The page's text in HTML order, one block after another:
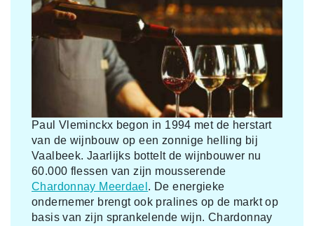
Paul Vleminckx begon in 1994 met de herstart
van de wijnbouw op een zonnige helling bij
Vaalbeek. Jaarlijks bottelt de wijnbouwer nu
60.000 flessen van zijn mousserende
Chardonnay Meerdael . De energieke
ondernemer brengt ook pralines op de markt op
basis van zijn sprankelende wijn. Chardonnay